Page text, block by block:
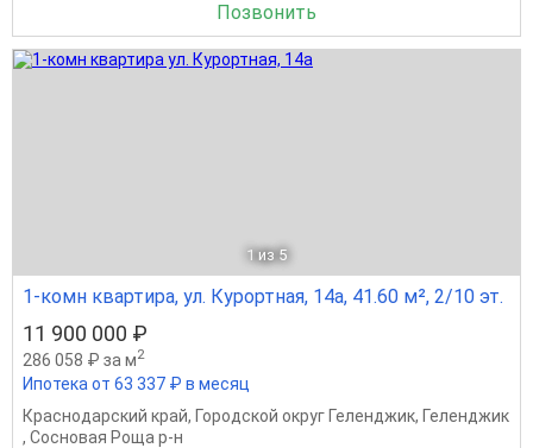
Позвонить
1 из 5
1-комн квартира, ул. Курортная, 14а, 41.60 м², 2/10 эт.
11 900 000 ₽
286 058 ₽ за м2
Ипотека от 63 337 ₽ в месяц
Краснодарский край, Городской округ Геленджик, Геленджик
, Сосновая Роща р-н